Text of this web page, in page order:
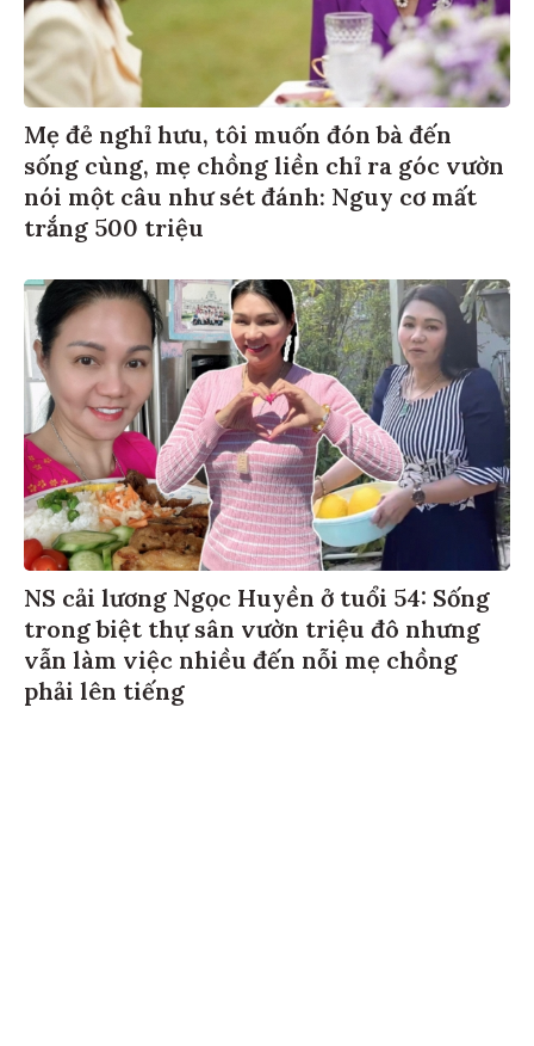
Mẹ đẻ nghỉ hưu, tôi muốn đón bà đến
sống cùng, mẹ chồng liền chỉ ra góc vườn
nói một câu như sét đánh: Nguy cơ mất
trắng 500 triệu
NS cải lương Ngọc Huyền ở tuổi 54: Sống
trong biệt thự sân vườn triệu đô nhưng
vẫn làm việc nhiều đến nỗi mẹ chồng
phải lên tiếng